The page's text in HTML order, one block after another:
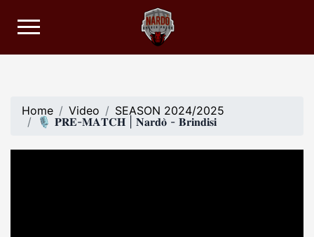
Home Video
SEASON 2024/2025
🎙️ 𝐏𝐑𝐄-𝐌𝐀𝐓𝐂𝐇 | 𝐍𝐚𝐫𝐝𝐨̀ - 𝐁𝐫𝐢𝐧𝐝𝐢𝐬𝐢